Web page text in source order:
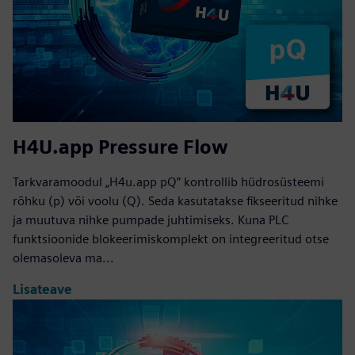
H4U.app Pressure Flow
Tarkvaramoodul „H4u.app pQ” kontrollib hüdrosüsteemi
rõhku (p) või voolu (Q). Seda kasutatakse fikseeritud nihke
ja muutuva nihke pumpade juhtimiseks. Kuna PLC
funktsioonide blokeerimiskomplekt on integreeritud otse
olemasoleva ma...
Lisateave